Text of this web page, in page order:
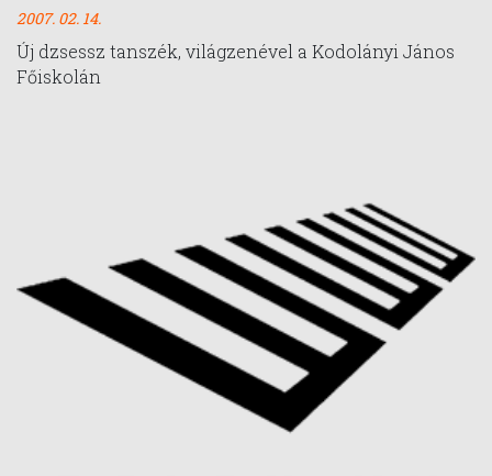
2007. 02. 14.
Új dzsessz tanszék, világzenével a Kodolányi János
Főiskolán